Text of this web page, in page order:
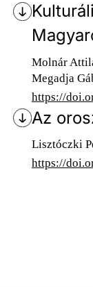
Molnár
Megadja
https://
Az
Lisztóczki
https://